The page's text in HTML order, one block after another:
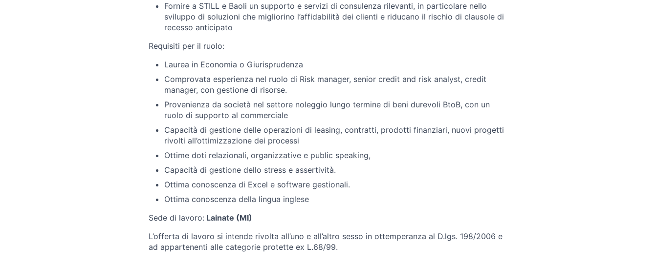
Fornire a STILL e Baoli un supporto e servizi di consulenza rilevanti, in particolare nello
sviluppo di soluzioni che migliorino l’affidabilità dei clienti e riducano il rischio di clausole di
recesso anticipato
Requisiti per il ruolo:
Laurea in Economia o Giurisprudenza
Comprovata esperienza nel ruolo di Risk manager, senior credit and risk analyst, credit
manager, con gestione di risorse.
Provenienza da società nel settore noleggio lungo termine di beni durevoli BtoB, con un
ruolo di supporto al commerciale
Capacità di gestione delle operazioni di leasing, contratti, prodotti finanziari, nuovi progetti
rivolti all’ottimizzazione dei processi
Ottime doti relazionali, organizzative e public speaking,
Capacità di gestione dello stress e assertività.
Ottima conoscenza di Excel e software gestionali.
Ottima conoscenza della lingua inglese
Sede di lavoro: Lainate (MI)
L’offerta di lavoro si intende rivolta all’uno e all’altro sesso in ottemperanza al D.lgs. 198/2006 e
ad appartenenti alle categorie protette ex L.68/99.